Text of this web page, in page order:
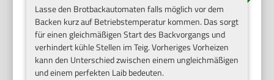
Lasse den Brotbackautomaten falls möglich vor dem
Backen kurz auf Betriebstemperatur kommen. Das sorgt
für einen gleichmäßigen Start des Backvorgangs und
verhindert kühle Stellen im Teig. Vorheriges Vorheizen
kann den Unterschied zwischen einem ungleichmäßigen
und einem perfekten Laib bedeuten.